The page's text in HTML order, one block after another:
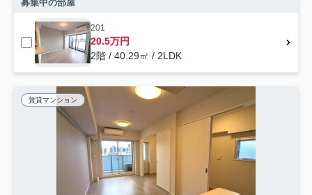
募集中の部屋
201
20.5万円
2階 / 40.29㎡ / 2LDK
賃貸マンション